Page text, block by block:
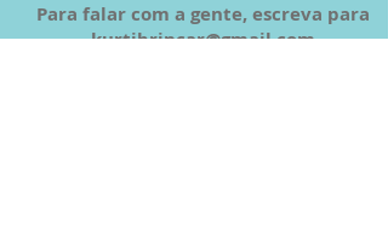
Para falar com a gente, escreva para
kurtibrincar@gmail.com